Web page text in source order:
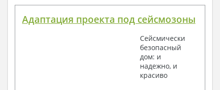
Адаптация проекта под сейсмозоны
Сейсмически
безопасный
дом: и
надежно, и
красиво